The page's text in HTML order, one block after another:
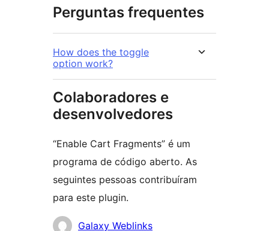
Perguntas frequentes
How does the toggle
option work?
Colaboradores e
desenvolvedores
“Enable Cart Fragments” é um
programa de código aberto. As
seguintes pessoas contribuíram
para este plugin.
Colaboradores
Galaxy Weblinks